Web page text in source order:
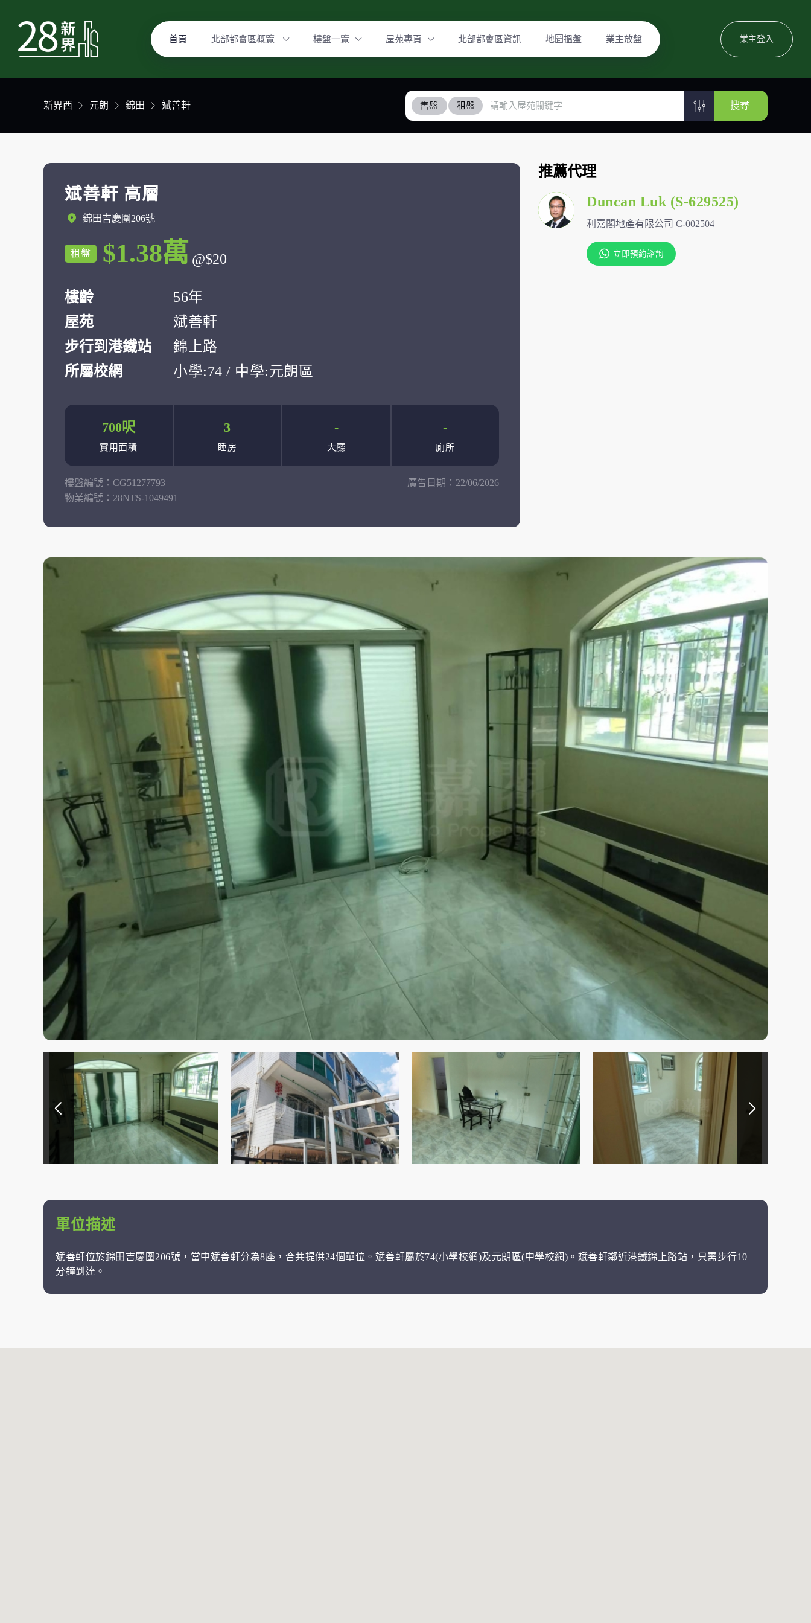
首頁 北部都會區概覽 樓盤一覽 屋苑專頁 北部都會區資訊 地圖搵盤 業主放盤 業主登入
新界西 元朗 錦田 斌善軒 售盤 租盤 搜尋
斌善軒 高層
錦田吉慶圍206號
租盤 $1.38萬 @$20
樓齡
56年
屋苑
斌善軒
步行到港鐵站
錦上路
所屬校網
小學:74 / 中學:元朗區
700呎
實用面積
3
睡房
-
大廳
-
廁所
樓盤編號： CG51277793
物業編號： 28NTS-1049491
廣告日期： 22/06/2026
推薦代理
Duncan Luk (S-629525)
利嘉閣地產有限公司 C-002504
立即預約諮詢
單位描述
斌善軒位於錦田吉慶圍206號，當中斌善軒分為8座，合共提供24個單位。斌善軒屬於74(小學校網)及元朗區(中學校網)。斌善軒鄰近港鐵錦上路站，只需步行10
分鐘到達。